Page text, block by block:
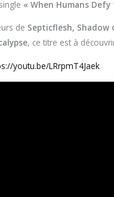
« When Humans
de Septicflesh,
, ce titre est à
youtu.be/LRrpmT4Jaek